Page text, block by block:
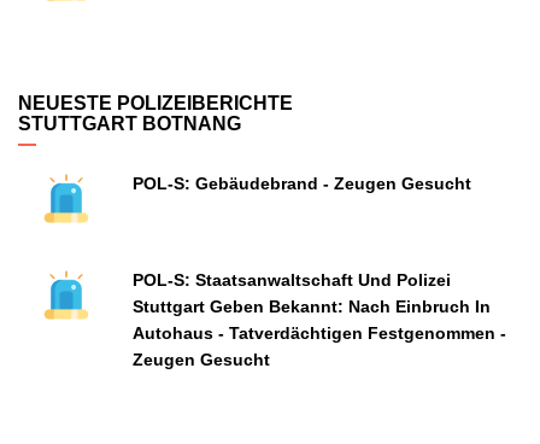
NEUESTE POLIZEIBERICHTE
STUTTGART BOTNANG
POL-S: Gebäudebrand - Zeugen Gesucht
POL-S: Staatsanwaltschaft Und Polizei
Stuttgart Geben Bekannt: Nach Einbruch In
Autohaus - Tatverdächtigen Festgenommen -
Zeugen Gesucht